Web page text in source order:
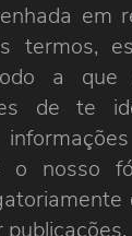
em
termos,
a que
de te
o nosso